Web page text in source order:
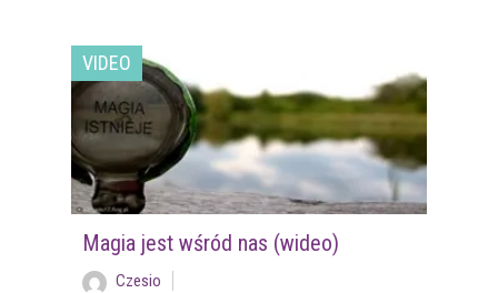
VIDEO
Magia jest wśród nas (wideo)
Czesio